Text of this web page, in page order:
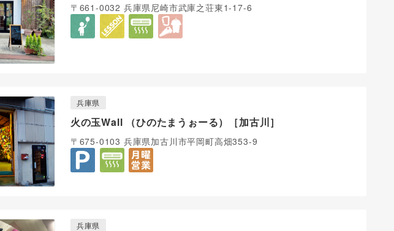
〒661-0032 兵庫県尼崎市武庫之荘東1-17-6
兵庫県
火の玉Wall （ひのたまうぉーる）［加古川］
〒675-0103 兵庫県加古川市平岡町高畑353-9
兵庫県